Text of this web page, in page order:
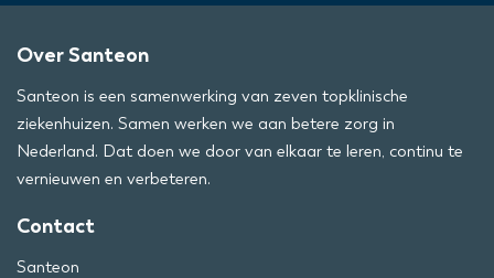
Over Santeon
Santeon is een samenwerking van zeven topklinische
ziekenhuizen. Samen werken we aan betere zorg in
Nederland. Dat doen we door van elkaar te leren, continu te
vernieuwen en verbeteren.
Contact
Santeon